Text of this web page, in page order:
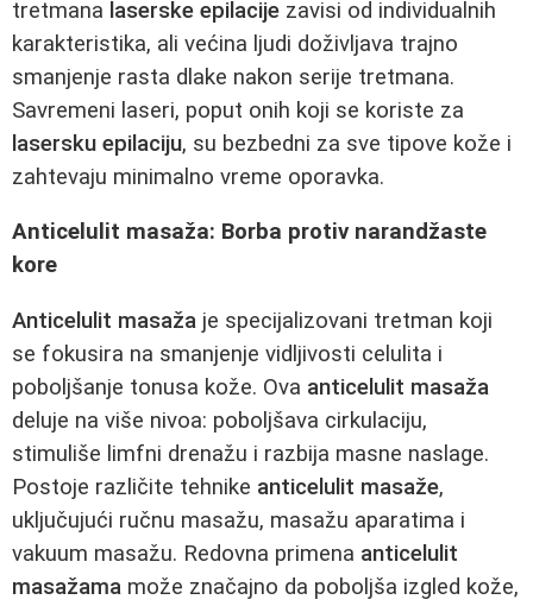
tretmana laserske epilacije zavisi od individualnih
karakteristika, ali većina ljudi doživljava trajno
smanjenje rasta dlake nakon serije tretmana.
Savremeni laseri, poput onih koji se koriste za
lasersku epilaciju, su bezbedni za sve tipove kože i
zahtevaju minimalno vreme oporavka.
Anticelulit masaža: Borba protiv narandžaste
kore
Anticelulit masaža je specijalizovani tretman koji
se fokusira na smanjenje vidljivosti celulita i
poboljšanje tonusa kože. Ova anticelulit masaža
deluje na više nivoa: poboljšava cirkulaciju,
stimuliše limfni drenažu i razbija masne naslage.
Postoje različite tehnike anticelulit masaže,
uključujući ručnu masažu, masažu aparatima i
vakuum masažu. Redovna primena anticelulit
masažama može značajno da poboljša izgled kože,